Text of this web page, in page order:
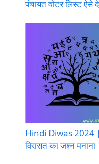
पंचायत वोटर लिस्ट ऐसे
Hindi Diwas 2024 |
विरासत का जश्न मनाना